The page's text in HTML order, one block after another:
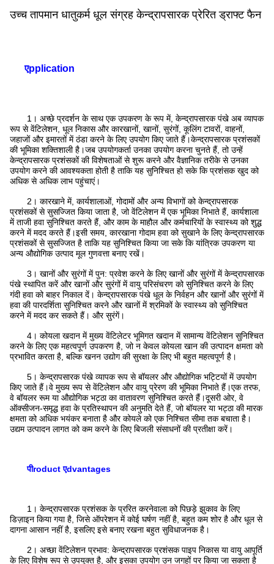
उच्च तापमान धातुकर्म धूल संग्रह केन्द्रापसारक प्रेरित ड्राफ्ट फैन
एpplication
1। अच्छे प्रदर्शन के साथ एक उपकरण के रूप में, केन्द्रापसारक पंखे अब व्यापक
रूप से वेंटिलेशन, धूल निकास और कारखानों, खानों, सुरंगों, कूलिंग टावरों, वाहनों,
जहाजों और इमारतों में ठंडा करने के लिए उपयोग किए जाते हैं।केन्द्रापसारक प्रशंसकों
की भूमिका शक्तिशाली है।जब उपयोगकर्ता उनका उपयोग करना चुनते हैं, तो उन्हें
केन्द्रापसारक प्रशंसकों की विशेषताओं से शुरू करने और वैज्ञानिक तरीके से उनका
उपयोग करने की आवश्यकता होती है ताकि यह सुनिश्चित हो सके कि प्रशंसक खुद को
अधिक से अधिक लाभ पहुंचाएं।
2। कारखाने में, कार्यशालाओं, गोदामों और अन्य विभागों को केन्द्रापसारक
प्रशंसकों से सुसज्जित किया जाता है, जो वेंटिलेशन में एक भूमिका निभाते हैं, कार्यशाला
में ताजी हवा सुनिश्चित करते हैं, और काम के माहौल और कर्मचारियों के स्वास्थ्य को शुद्ध
करने में मदद करते हैं।इसी समय, कारखाना गोदाम हवा को सुखाने के लिए केन्द्रापसारक
प्रशंसकों से सुसज्जित है ताकि यह सुनिश्चित किया जा सके कि यांत्रिक उपकरण या
अन्य औद्योगिक उत्पाद मूल गुणवत्ता बनाए रखें।
3। खानों और सुरंगों में पुन: प्रवेश करने के लिए खानों और सुरंगों में केन्द्रापसारक
पंखे स्थापित करें और खानों और सुरंगों में वायु परिसंचरण को सुनिश्चित करने के लिए
गंदी हवा को बाहर निकाल दें। केन्द्रापसारक पंखे धूल के निर्वहन और खानों और सुरंगों में
हवा की पारदर्शिता सुनिश्चित करने और खानों में श्रमिकों के स्वास्थ्य को सुनिश्चित
करने में मदद कर सकते हैं। और सुरंगें।
4। कोयला खदान में मुख्य वेंटिलेटर भूमिगत खदान में सामान्य वेंटिलेशन सुनिश्चित
करने के लिए एक महत्वपूर्ण उपकरण है, जो न केवल कोयला खान की उत्पादन क्षमता को
प्रभावित करता है, बल्कि खनन उद्योग की सुरक्षा के लिए भी बहुत महत्वपूर्ण है।
5। केन्द्रापसारक पंखे व्यापक रूप से बॉयलर और औद्योगिक भट्टियों में उपयोग
किए जाते हैं।वे मुख्य रूप से वेंटिलेशन और वायु प्रेरण की भूमिका निभाते हैं।एक तरफ,
वे बॉयलर रूम या औद्योगिक भट्ठा का वातावरण सुनिश्चित करते हैं।दूसरी ओर, वे
ऑक्सीजन-समृद्ध हवा के प्रतिस्थापन की अनुमति देते हैं, जो बॉयलर या भट्ठा की मारक
क्षमता को अधिक भयंकर बनाता है और कोयले को एक निश्चित सीमा तक बचाता है।
उद्यम उत्पादन लागत को कम करने के लिए बिजली संसाधनों की प्रतीक्षा करें।
पीroductएdvantages
1। केन्द्रापसारक प्रशंसक के प्ररित करनेवाला को पिछड़े झुकाव के लिए
डिज़ाइन किया गया है, जिसे ऑपरेशन में कोई घर्षण नहीं है, बहुत कम शोर है और धूल से
दागना आसान नहीं है, इसलिए इसे बनाए रखना बहुत सुविधाजनक है।
2। अच्छा वेंटिलेशन प्रभाव: केन्द्रापसारक प्रशंसक पाइप निकास या वायु आपूर्ति
के लिए विशेष रूप से उपयुक्त है, और इसका उपयोग उन जगहों पर किया जा सकता है